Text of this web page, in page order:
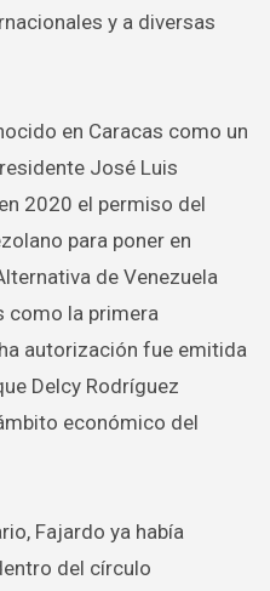
y a diversas
en Caracas como un
José Luis
2020 el permiso del
para poner en
de Venezuela
como la primera
autorización fue emitida
Delcy Rodríguez
económico del
Fajardo ya había
del círculo